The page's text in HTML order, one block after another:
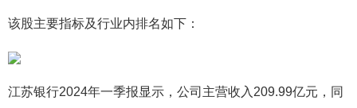
该股主要指标及行业内排名如下：
江苏银行2024年一季报显示，公司主营收入209.99亿元，同